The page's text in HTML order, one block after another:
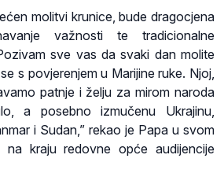
molitvi krunice, bude dragocjena
važnosti te tradicionalne
sve vas da svaki dan molite
s povjerenjem u Marijine ruke. Njoj,
patnje i želju za mirom naroda
a posebno izmučenu Ukrajinu,
i Sudan,” rekao je Papa u svom
na kraju redovne opće audijencije